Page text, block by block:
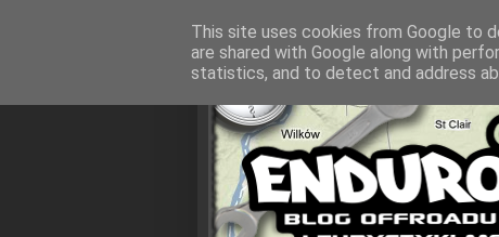
This site uses cookies from Google to
are shared with Google along with
statistics, and to detect and address